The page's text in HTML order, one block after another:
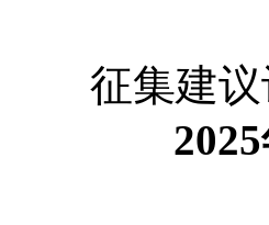
征集建